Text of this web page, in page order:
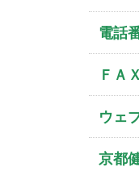
電話
ＦＡＸ
ウェ
京都